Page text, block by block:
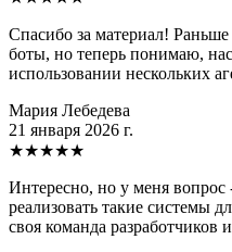
Спасибо за материал!
боты, но теперь понимаю,
использовании нескольких
Мария Лебедева
21 января 2026 г.
★★★★★
Интересно, но у меня вопрос
реализовать такие системы
своя команда разработчиков